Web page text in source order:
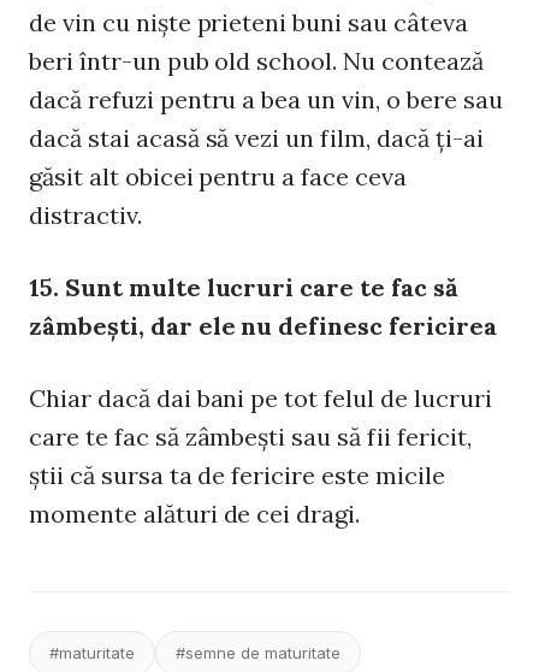
de vin cu nişte prieteni buni sau câteva
beri într-un pub old school. Nu contează
dacă refuzi pentru a bea un vin, o bere sau
dacă stai acasă să vezi un film, dacă ţi-ai
găsit alt obicei pentru a face ceva
distractiv.
15. Sunt multe lucruri care te fac să
zâmbeşti, dar ele nu definesc fericirea
Chiar dacă dai bani pe tot felul de lucruri
care te fac să zâmbeşti sau să fii fericit,
ştii că sursa ta de fericire este micile
momente alături de cei dragi.
#maturitate #semne de maturitate